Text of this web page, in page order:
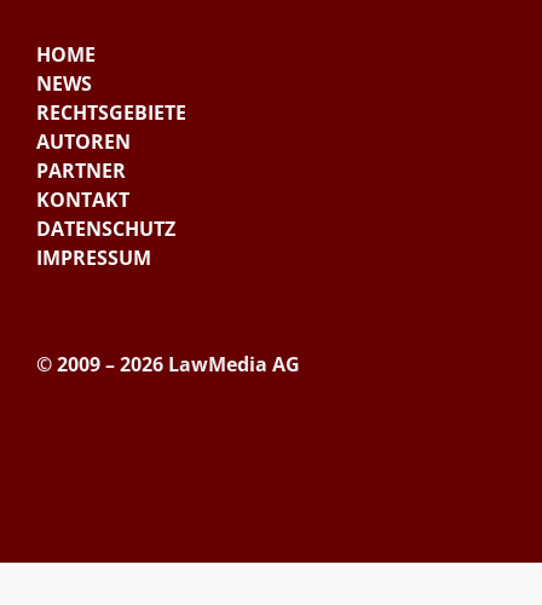
HOME
NEWS
RECHTSGEBIETE
AUTOREN
PARTNER
KONTAKT
DATENSCHUTZ
IMPRESSUM
© 2009 – 2026 LawMedia AG